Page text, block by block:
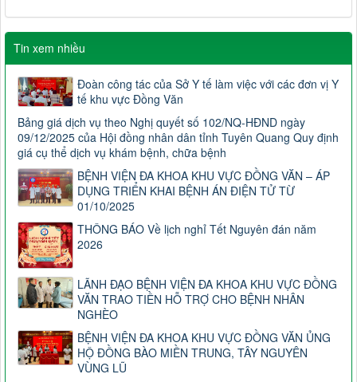
Tin xem nhiều
Đoàn công tác của Sở Y tế làm việc với các đơn vị Y
tế khu vực Đồng Văn
Bảng giá dịch vụ theo Nghị quyết số 102/NQ-HĐND ngày
09/12/2025 của Hội đồng nhân dân tỉnh Tuyên Quang Quy định
giá cụ thể dịch vụ khám bệnh, chữa bệnh
BỆNH VIỆN ĐA KHOA KHU VỰC ĐỒNG VĂN – ÁP
DỤNG TRIỂN KHAI BỆNH ÁN ĐIỆN TỬ TỪ
01/10/2025
THÔNG BÁO Về lịch nghỉ Tết Nguyên đán năm
2026
LÃNH ĐẠO BỆNH VIỆN ĐA KHOA KHU VỰC ĐỒNG
VĂN TRAO TIỀN HỖ TRỢ CHO BỆNH NHÂN
NGHÈO
BỆNH VIỆN ĐA KHOA KHU VỰC ĐỒNG VĂN ỦNG
HỘ ĐỒNG BÀO MIỀN TRUNG, TÂY NGUYÊN
VÙNG LŨ